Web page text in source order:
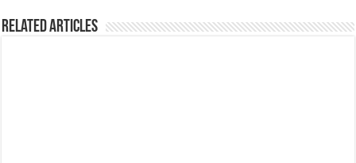
Related Articles